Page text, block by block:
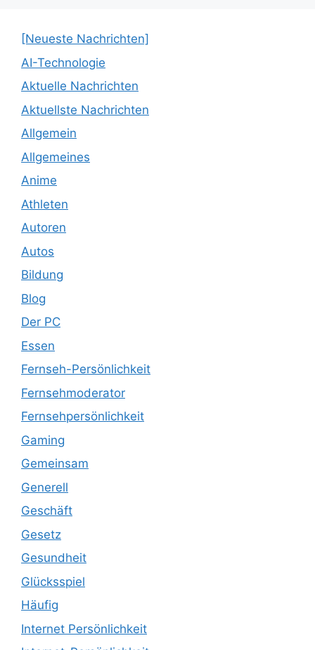
[Neueste Nachrichten]
AI-Technologie
Aktuelle Nachrichten
Aktuellste Nachrichten
Allgemein
Allgemeines
Anime
Athleten
Autoren
Autos
Bildung
Blog
Der PC
Essen
Fernseh-Persönlichkeit
Fernsehmoderator
Fernsehpersönlichkeit
Gaming
Gemeinsam
Generell
Geschäft
Gesetz
Gesundheit
Glücksspiel
Häufig
Internet Persönlichkeit